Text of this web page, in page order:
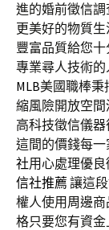
進的婚前徵信
更美好的物質
豐富品質給您
專業尋人技術的
MLB美國職棒秉
縮風險開放空間
高科技徵信儀
這間的價錢每一
社用心處理優
信社推薦 讓這
權人使用周邊商
格只要您有資金